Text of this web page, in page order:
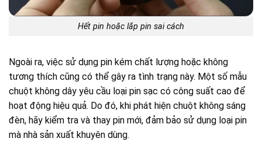
Hết pin hoặc lắp pin sai cách
Ngoài ra, việc sử dụng pin kém chất lượng hoặc không
tương thích cũng có thể gây ra tình trạng này. Một số mẫu
chuột không dây yêu cầu loại pin sạc có công suất cao để
hoạt động hiệu quả. Do đó, khi phát hiện chuột không sáng
đèn, hãy kiểm tra và thay pin mới, đảm bảo sử dụng loại pin
mà nhà sản xuất khuyên dùng.